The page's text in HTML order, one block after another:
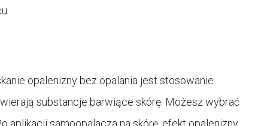
opalenizny bez opalania jest stosowanie
substancje barwiące skórę. Możesz wybrać
aplikacji samoopalacza na skórę, efekt opalenizny